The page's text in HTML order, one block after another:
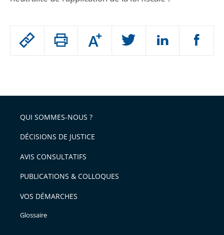
Passer
arriver
après
Augmenter
ou
l'article
pour
avant
QUI SOMMES-NOUS ?
DÉCISIONS DE JUSTICE
AVIS CONSULTATIFS
PUBLICATIONS & COLLOQUES
VOS DÉMARCHES
Glossaire